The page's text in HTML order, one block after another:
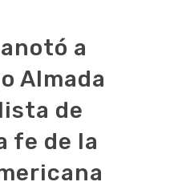
a
Almada
de
fe de la